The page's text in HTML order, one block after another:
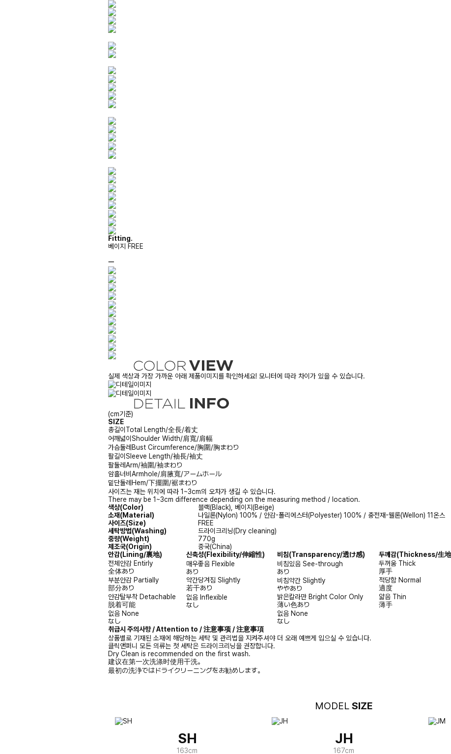
Fitting.
베이지 FREE
ㅡ
실제 색상과 가장 가까운 아래 제품이미지를 확인하세요! 모니터에 따라 차이가 있을 수 있습니다.
(cm기준)
SIZE
총길이 Total Length/全長/着丈
어깨넓이 Shoulder Width/肩寬/肩幅
가슴둘레 Bust Circumference/胸圍/胸まわり
팔길이 Sleeve Length/袖長/袖丈
팔둘레Arm/袖圍/袖まわり
암홀너비 Armhole/肩腋寬/アームホール
밑단둘레 Hem/下擺圍/裾まわり
사이즈는 재는 위치에 따라 1~3cm의 오차가 생길 수 있습니다.
There may be 1~3cm difference depending on the measuring method / location.
색상(Color)
블랙(Black), 베이지(Beige)
소재(Material)
나일론(Nylon) 100% / 안감-폴리에스터(Polyester) 100% / 충전재-웰론(Wellon) 11온스
사이즈(Size)
FREE
세탁방법(Washing)
드라이크리닝(Dry cleaning)
중량(Weight)
770g
제조국(Origin)
중국(China)
안감(Lining/裏地) 신축성(Flexibility/伸縮性) 비침(Transparency/透け感) 두께감(Thickness/生地
전체안감 Entirly
全体あり
매우좋음 Flexible
あり
비침있음 See-through
あり
두꺼움 Thick
厚手
부분안감 Partially
部分あり
약간당겨짐 Slightly
若干あり
비침약간 Slightly
ややあり
적당함 Normal
適度
안감탈부착 Detachable
脱着可能
없음 Inflexible
なし
밝은칼라만 Bright Color Only
薄い色あり
얇음 Thin
薄手
없음 None
なし
없음 None
なし
취급시 주의사항 / Attention to / 注意事项 / 注意事項
상품별로 기재된 소재에 해당하는 세탁 및 관리법을 지켜주셔야 더 오래 예쁘게 입으실 수 있습니다.
클릭앤퍼니 모든 의류는 첫 세탁은 드라이크리닝을 권장합니다.
Dry Clean is recommended on the first wash.
建议在第一次洗涤时使用干洗。
最初の洗浄ではドライクリーニングをお勧めします。
MODEL SIZE
SH
163cm
JH
167cm